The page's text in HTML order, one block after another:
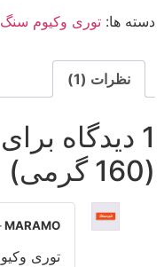
دسته ها: توری وکیوم
نظرات (1)
1 دیدگاه برای
(160 گرمی)
MARAMO
توری